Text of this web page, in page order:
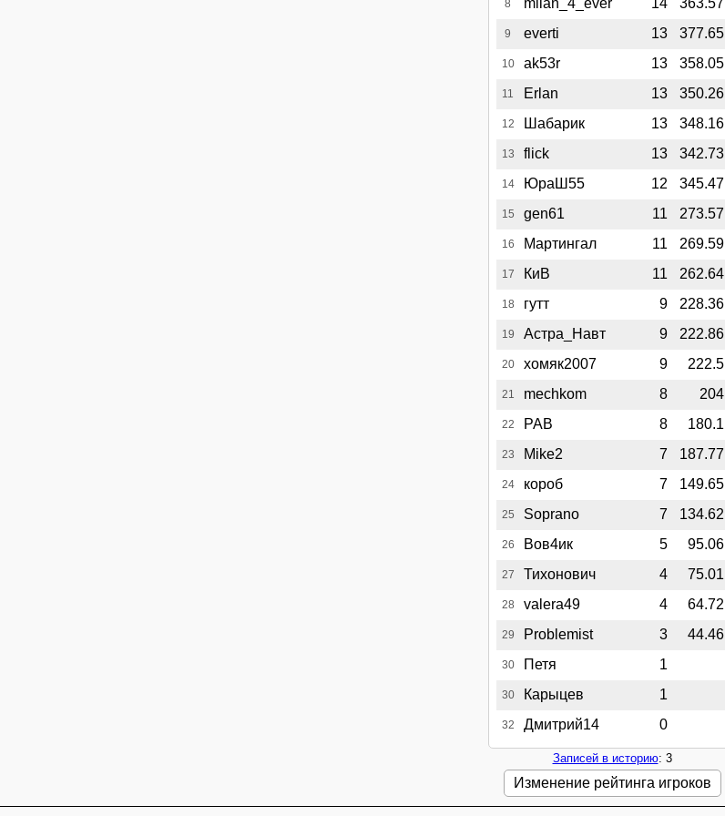
8 milan_4_ever 14 363.57
9 everti 13 377.65
10 ak53r 13 358.05
11 Erlan 13 350.26
12 Шабарик 13 348.16
13 flick 13 342.73
14 ЮраШ55 12 345.47
15 gen61 11 273.57
16 Мартингал 11 269.59
17 КиВ 11 262.64
18 гутт 9 228.36
19 Астра_Навт 9 222.86
20 хомяк2007 9 222.5
21 mechkom 8 204
22 РАВ 8 180.1
23 Mike2 7 187.77
24 короб 7 149.65
25 Soprano 7 134.62
26 Вов4ик 5 95.06
27 Тихонович 4 75.01
28 valera49 4 64.72
29 Problemist 3 44.46
30 Петя 1
30 Карыцев 1
32 Дмитрий14 0
Записей в историю: 3
Изменение рейтинга игроков